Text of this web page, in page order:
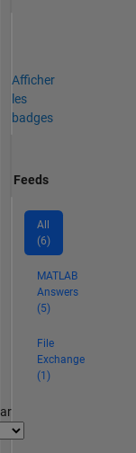
Afficher
les
badges
Feeds
All
(6)
MATLAB
Answers
(5)
File
Exchange
(1)